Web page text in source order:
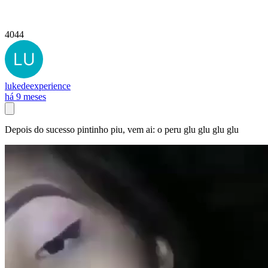
4044
lukedeexperience
há 9 meses
Depois do sucesso pintinho piu, vem ai: o peru glu glu glu glu